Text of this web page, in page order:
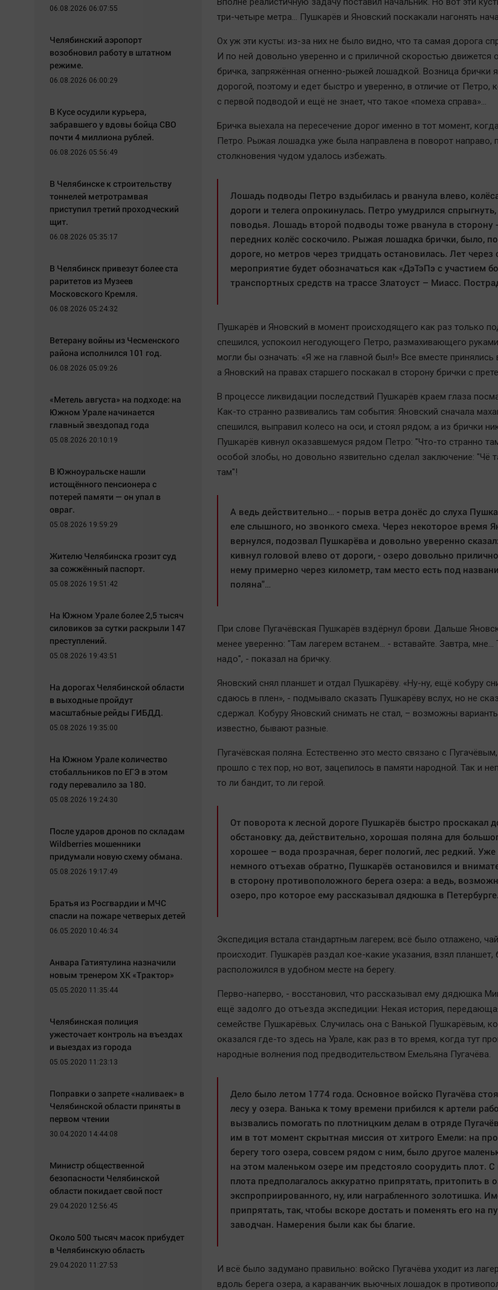
три-четыре метра… Пушкарёв и Яновский поскакали нагонять
Ох уж эти кусты: из-за них не было видно, что та самая дорога
И по ней довольно уверенно и с приличной скоростью движется
бричка, запряжённая огненно-рыжей лошадкой. Возница брички
дорогой, поэтому и едет быстро и уверенно, в отличие от Петро,
с первой подводой и ещё не знает, что такое «помеха справа»…
Бричка выехала на пересечение дорог именно в тот момент,
Петро. Рыжая лошадка уже была направлена в поворот направо,
столкновения чудом удалось избежать.
Лошадь подводы Петро вздыбилась и рванула влево,
дороги и телега опрокинулась. Петро умудрился
поводья. Лошадь второй подводы тоже рванула в сторону
передних колёс соскочило. Рыжая лошадка брички, было,
дороге, но метров через тридцать остановилась. Лет через
мероприятие будет обозначаться как «ДэТэПэ с участием
транспортных средств на трассе Златоуст – Миасс.
Пушкарёв и Яновский в момент происходящего как раз только
спешился, успокоил негодующего Петро, размахивающего
могли бы означать: «Я же на главной был!» Все вместе принялись
а Яновский на правах старшего поскакал в сторону брички с
В процессе ликвидации последствий Пушкарёв краем глаза
Как-то странно развивались там события: Яновский сначала
спешился, выправил колесо на оси, и стоял рядом; а из брички
Пушкарёв кивнул оказавшемуся рядом Петро: "Что-то странно
особой злобы, но довольно язвительно сделал заключение: "Чё
там"!
А ведь действительно… - порыв ветра донёс до слуха
еле слышного, но звонкого смеха. Через некоторое время
вернулся, подозвал Пушкарёва и довольно уверенно
кивнул головой влево от дороги, - озеро довольно
нему примерно через километр, там место есть под
поляна"…
При слове Пугачёвская Пушкарёв вздёрнул брови. Дальше
менее уверенно: "Там лагерем встанем… - вставайте. Завтра,
надо", - показал на бричку.
Яновский снял планшет и отдал Пушкарёву. «Ну-ну, ещё кобуру
сдаюсь в плен», - подмывало сказать Пушкарёву вслух, но не
сдержал. Кобуру Яновский снимать не стал, – возможны
известно, бывают разные.
Пугачёвская поляна. Естественно это место связано с
прошло с тех пор, но вот, зацепилось в памяти народной. Так и
то ли бандит, то ли герой.
От поворота к лесной дороге Пушкарёв быстро проскакал
обстановку: да, действительно, хорошая поляна для
хорошее – вода прозрачная, берег пологий, лес редкий.
немного отъехав обратно, Пушкарёв остановился и
в сторону противоположного берега озера: а ведь,
озеро, про которое ему рассказывал дядюшка в Петербурге.
Экспедиция встала стандартным лагерем; всё было отлажено,
происходит. Пушкарёв раздал кое-какие указания, взял планшет,
расположился в удобном месте на берегу.
Перво-наперво, - восстановил, что рассказывал ему дядюшка
ещё задолго до отъезда экспедиции: Некая история,
семействе Пушкарёвых. Случилась она с Ванькой Пушкарёвым,
оказался где-то здесь на Урале, как раз в то время, когда тут
народные волнения под предводительством Емельяна Пугачёва.
Дело было летом 1774 года. Основное войско Пугачёва
лесу у озера. Ванька к тому времени прибился к артели
вызвались помогать по плотницким делам в отряде
им в тот момент скрытная миссия от хитрого Емели: на
берегу того озера, совсем рядом с ним, было другое
на этом маленьком озере им предстояло соорудить плот.
плота предполагалось аккуратно припрятать, притопить в
экспроприированного, ну, или награбленного золотишка.
припрятать, так, чтобы вскоре достать и поменять его на
заводчан. Намерения были как бы благие.
И всё было задумано правильно: войско Пугачёва уходит из
вдоль берега озера, а караванчик вьючных лошадок в
06.08.2026 06:07:55
Челябинский аэропорт
возобновил работу в штатном
режиме.
06.08.2026 06:00:29
В Кусе осудили курьера,
забравшего у вдовы бойца СВО
почти 4 миллиона рублей.
06.08.2026 05:56:49
В Челябинске к строительству
тоннелей метротрамвая
приступил третий проходческий
щит.
06.08.2026 05:35:17
В Челябинск привезут более ста
раритетов из Музеев
Московского Кремля.
06.08.2026 05:24:32
Ветерану войны из Чесменского
района исполнился 101 год.
06.08.2026 05:09:26
«Метель августа» на подходе: на
Южном Урале начинается
главный звездопад года
05.08.2026 20:10:19
В Южноуральске нашли
истощённого пенсионера с
потерей памяти — он упал в
овраг.
05.08.2026 19:59:29
Жителю Челябинска грозит суд
за сожжённый паспорт.
05.08.2026 19:51:42
На Южном Урале более 2,5 тысяч
силовиков за сутки раскрыли 147
преступлений.
05.08.2026 19:43:51
На дорогах Челябинской области
в выходные пройдут
масштабные рейды ГИБДД.
05.08.2026 19:35:00
На Южном Урале количество
стобалльников по ЕГЭ в этом
году перевалило за 180.
05.08.2026 19:24:30
После ударов дронов по складам
Wildberries мошенники
придумали новую схему обмана.
05.08.2026 19:17:49
Братья из Росгвардии и МЧС
спасли на пожаре четверых детей
06.05.2020 10:46:34
Анвара Гатиятулина назначили
новым тренером ХК «Трактор»
05.05.2020 11:35:44
Челябинская полиция
ужесточает контроль на въездах
и выездах из города
05.05.2020 11:23:13
Поправки о запрете «наливаек» в
Челябинской области приняты в
первом чтении
30.04.2020 14:44:08
Министр общественной
безопасности Челябинской
области покидает свой пост
29.04.2020 12:56:45
Около 500 тысяч масок прибудет
в Челябинскую область
29.04.2020 11:27:53